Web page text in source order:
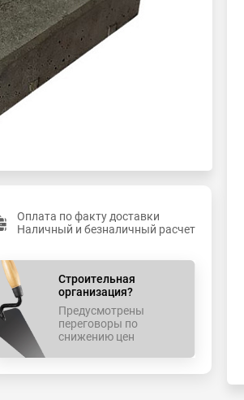
Оплата по факту доставки
Наличный и безналичный расчет
Строительная
организация?
Предусмотрены
переговоры по
снижению цен